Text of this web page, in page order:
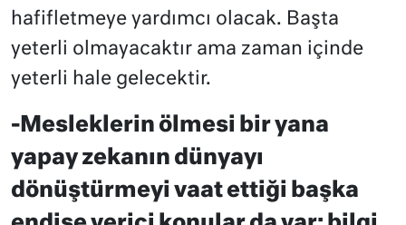
hafifletmeye yardımcı olacak. Başta
yeterli olmayacaktır ama zaman içinde
yeterli hale gelecektir.
-Mesleklerin ölmesi bir yana
yapay zekanın dünyayı
dönüştürmeyi vaat ettiği başka